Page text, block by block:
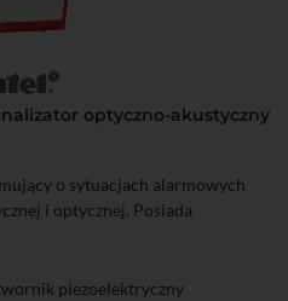
optyczno-akustyczny
o sytuacjach alarmowych
i optycznej. Posiada
piezoelektryczny